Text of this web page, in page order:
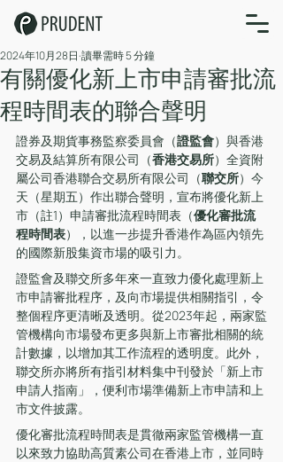
有關優化新上市申請審批流
程時間表的聯合聲明
2024年10月28日 讀畢需時 5 分鐘
證券及期貨事務監察委員會（證監會）與香港
交易及結算所有限公司（香港交易所）全資附
屬公司香港聯合交易所有限公司（聯交所）今
天（星期五）作出聯合聲明，宣布將優化新上
市（註1）申請審批流程時間表（優化審批流
程時間表），以進一步提升香港作為區內領先
的國際新股集資市場的吸引力。
證監會及聯交所多年來一直致力優化處理新上
市申請審批程序，及向市場提供相關指引，令
整個程序更清晰及透明。從2023年起，兩家監
管機構向市場發布更多與新上市審批相關的統
計數據，以增加其工作流程的透明度。此外，
聯交所亦將所有指引材料集中刊發於「新上市
申請人指南」，便利市場準備新上市申請和上
市文件披露。
優化審批流程時間表是貫徹兩家監管機構一直
以來致力協助高質素公司在香港上市，並同時